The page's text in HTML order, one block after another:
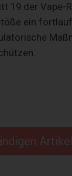
19 der Vape-
ein